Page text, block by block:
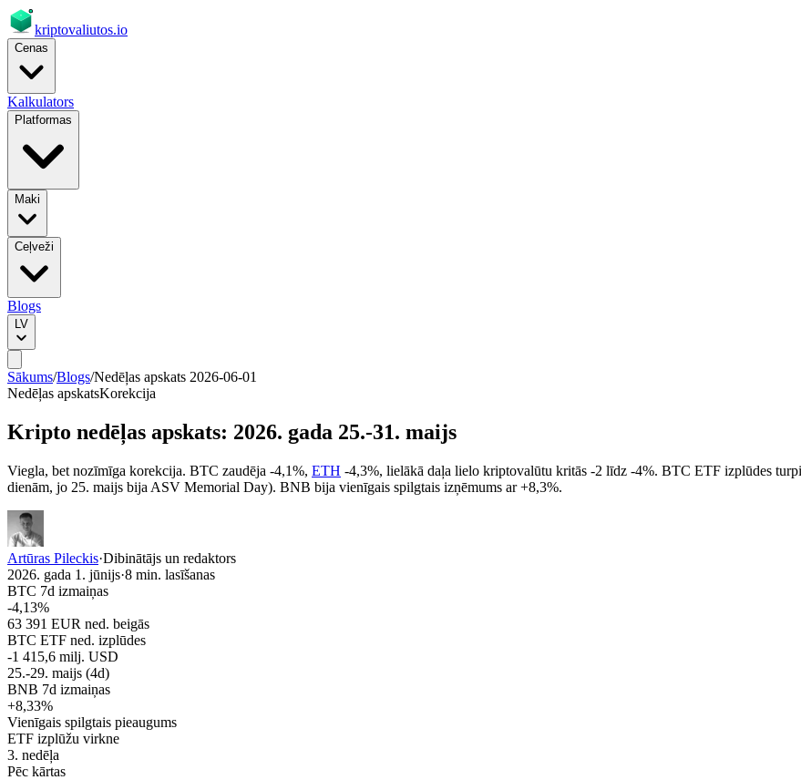
kriptovaliutos.io
Cenas
Kalkulators
Platformas
Maki
Ceļveži
Blogs
LV
Sākums/Blogs/Nedēļas apskats 2026-06-01
Nedēļas apskatsKorekcija
Kripto nedēļas apskats: 2026. gada 25.-31. maijs
Viegla, bet nozīmīga korekcija. BTC zaudēja -4,1%, ETH -4,3%, lielākā daļa lielo kriptovalūtu kritās -2 līdz -4%. BTC ETF izplūdes
dienām, jo 25. maijs bija ASV Memorial Day). BNB bija vienīgais spilgtais izņēmums ar +8,3%.
Artūras Pileckis·Dibinātājs un redaktors
2026. gada 1. jūnijs·8 min. lasīšanas
BTC 7d izmaiņas
-4,13%
63 391 EUR ned. beigās
BTC ETF ned. izplūdes
-1 415,6 milj. USD
25.-29. maijs (4d)
BNB 7d izmaiņas
+8,33%
Vienīgais spilgtais pieaugums
ETF izplūžu virkne
3. nedēļa
Pēc kārtas